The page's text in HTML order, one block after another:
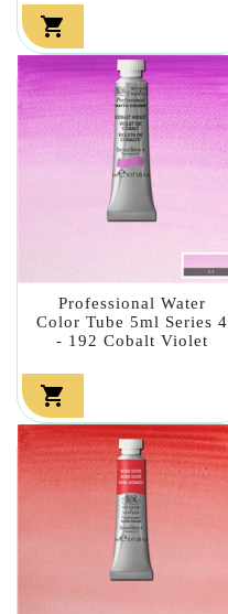

Professional Water
Color Tube 5ml Series 4
- 192 Cobalt Violet
